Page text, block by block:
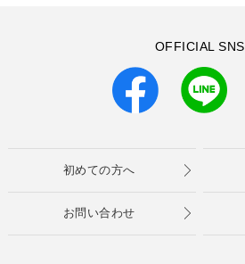
OFFICIAL SNS
初めての方へ
お問い合わせ